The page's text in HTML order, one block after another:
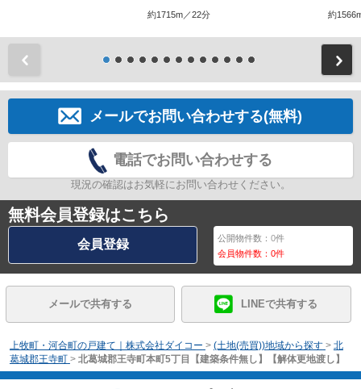
約1715m／22分 約
メールでお問い合わせする(無料)
電話でお問い合わせする
現況の確認はお気軽にお問い合わせください。
無料会員登録はこちら
会員登録 公開物件数：0件
会員物件数：0件
メールで共有する LINEで共有する
上牧町・河合町の戸建て｜株式会社ダイコー > (土地(売買))地域から探す > 北
葛城郡王寺町 > 北葛城郡王寺町本町5丁目【建築条件無し】【解体更地渡し】